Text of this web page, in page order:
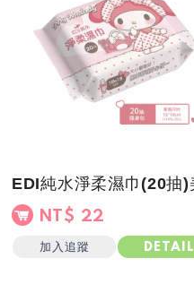
NT$ 22
加入追蹤 DETAIL